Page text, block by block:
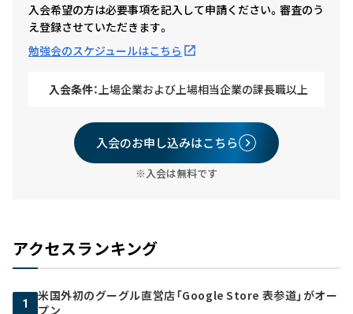
入会希望の方は必要事項を記入して申請ください。審査のう
え登録させていただきます。
勉強会のスケジュールはこちら
入会条件： 上場企業および上場相当企業の課長職以上
入会のお申し込みはこちら
※入会は無料です
アクセスランキング
1
米国外初のグーグル直営店「Google Store 表参道」がオー
プン